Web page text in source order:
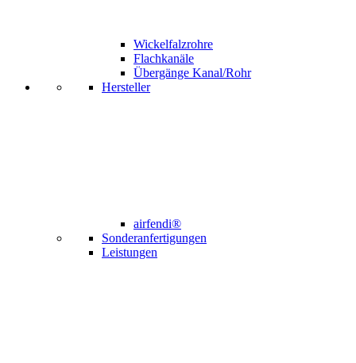
Wickelfalzrohre
Flachkanäle
Übergänge Kanal/Rohr
Hersteller
airfendi®
Sonderanfertigungen
Leistungen